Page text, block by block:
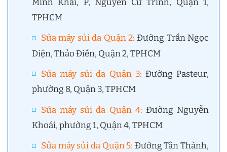
Minh Khai, P, Nguyễn Cư Trinh, Quận 1,
TPHCM
Sửa máy sủi da Quận 2: Đường Trần Ngọc
Diện, Thảo Điền, Quận 2, TPHCM
Sửa máy sủi da Quận 3: Đường Pasteur,
phường 8, Quận 3, TPHCM
Sửa máy sủi da Quận 4: Đường Nguyễn
Khoái, phường 1, Quận 4, TPHCM
Sửa máy sủi da Quận 5: Đường Tân Thành,